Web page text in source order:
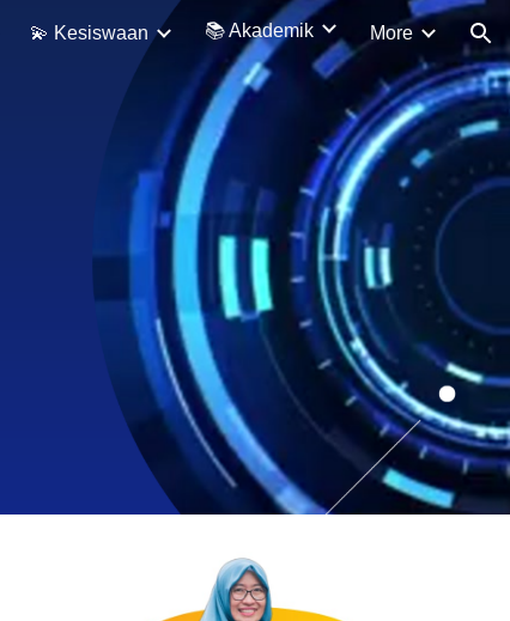
💫 Kesiswaan 📚 Akademik More